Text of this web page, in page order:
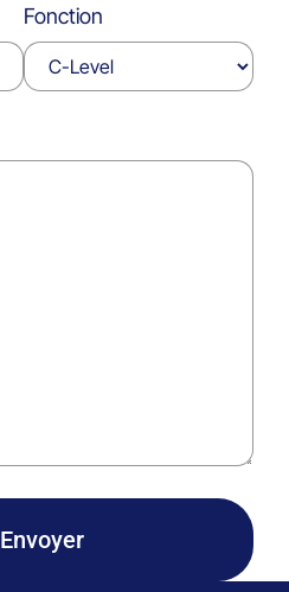
Fonction
Envoyer